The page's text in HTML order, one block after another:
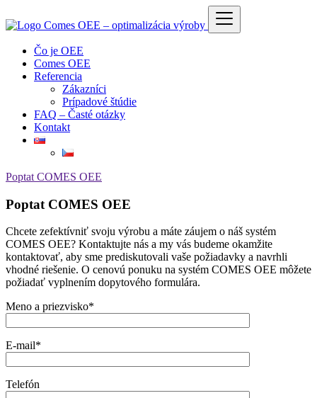
Čo je OEE
Comes OEE
Referencia
Zákazníci
Prípadové štúdie
FAQ – Časté otázky
Kontakt
Poptat COMES OEE
Poptat COMES OEE
Chcete zefektívniť svoju výrobu a máte záujem o náš systém
COMES OEE? Kontaktujte nás a my vás budeme okamžite
kontaktovať, aby sme prediskutovali vaše požiadavky a navrhli
vhodné riešenie. O cenovú ponuku na systém COMES OEE môžete
požiadať vyplnením dopytového formulára.
Meno a priezvisko*
E-mail*
Telefón